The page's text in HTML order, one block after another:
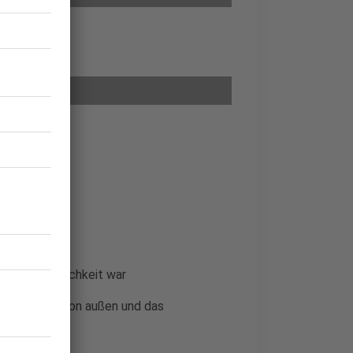
Möglichkeit war
Feeling von außen und das